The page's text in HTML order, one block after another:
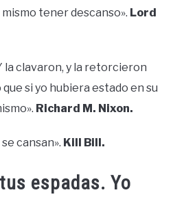
tener descanso». Lord
la clavaron, y la retorcieron
si yo hubiera estado en su
Richard M. Nixon.
cansan». Kill Bill.
espadas. Yo